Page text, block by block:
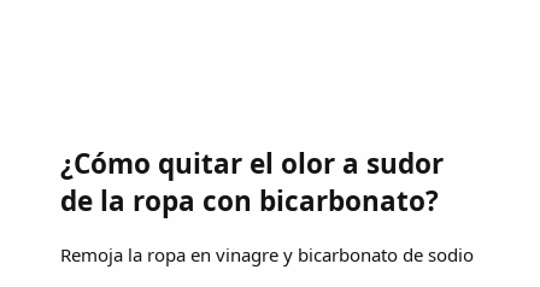
¿Cómo quitar el olor a sudor
de la ropa con bicarbonato?
Remoja la ropa en vinagre y bicarbonato de sodio